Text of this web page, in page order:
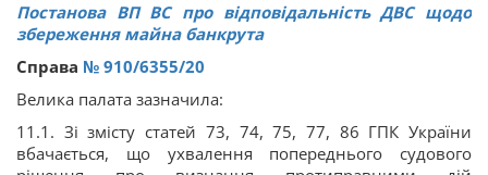
Постанова ВП ВС про відповідальність ДВС щодо
збереження майна банкрута
Справа № 910/6355/20
Велика палата зазначила:
11.1. Зі змісту статей 73, 74, 75, 77, 86 ГПК України
вбачається, що ухвалення попереднього судового